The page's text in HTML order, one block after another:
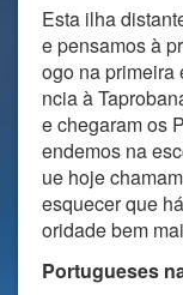
Esta ilha
e pensamos à
ogo na primeira
ncia à
e chegaram os
endemos na
ue hoje
esquecer que
oridade bem
Portugueses